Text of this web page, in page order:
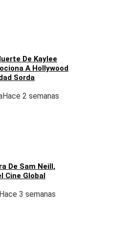
De Kaylee
A Hollywood
Sorda
Hace 2 semanas
De Sam Neill,
Cine Global
Hace 3 semanas